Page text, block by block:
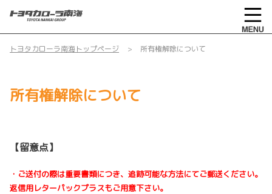
トヨタカローラ南海トップページ 所有権解除について
所有権解除について
【留意点】
・ご送付の際は重要書類につき、追跡可能な方法にてご郵送ください。
返信用レターパックプラスもご用意下さい。